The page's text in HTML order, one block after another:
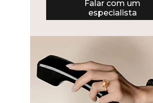
Falar com um
especialista